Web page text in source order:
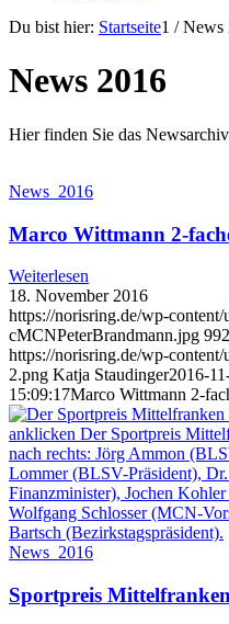
Du bist hier: Startseite1 / News
News 2016
Hier finden Sie das
News_2016
Marco Wittmann 2-
Weiterlesen
18. November 2016
https://norisring.de/wp-
cMCNPeterBrandmann.jpg 992
https://norisring.de/wp-
2.png Katja Staudinger2016-
15:09:17Marco Wittmann 2-
News_2016
Sportpreis Mittelfranken